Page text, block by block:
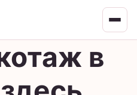
Open
в